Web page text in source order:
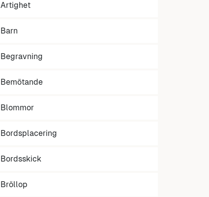
Artighet
Barn
Begravning
Bemötande
Blommor
Bordsplacering
Bordsskick
Bröllop